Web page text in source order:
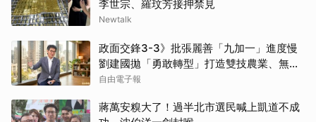
李世宗、羅玟芳接押禁見
Newtalk
政面交鋒3-3》批張麗善「九加一」進度慢
劉建國拋「勇敢轉型」打造雙技農業、無人
載具基地
自由電子報
蔣萬安糗大了！過半北市選民喊上凱道不成